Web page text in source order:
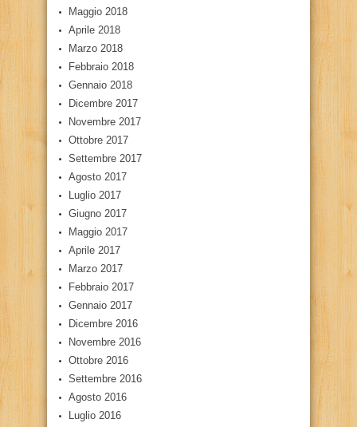
Maggio 2018
Aprile 2018
Marzo 2018
Febbraio 2018
Gennaio 2018
Dicembre 2017
Novembre 2017
Ottobre 2017
Settembre 2017
Agosto 2017
Luglio 2017
Giugno 2017
Maggio 2017
Aprile 2017
Marzo 2017
Febbraio 2017
Gennaio 2017
Dicembre 2016
Novembre 2016
Ottobre 2016
Settembre 2016
Agosto 2016
Luglio 2016